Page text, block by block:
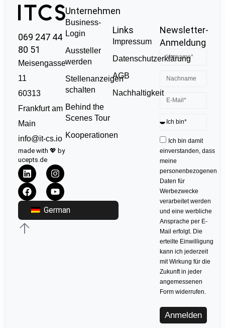
069 247 44
80 51
Meisengasse
11
60313
Frankfurt am
Main
info@it-cs.io
made with 💖 by
ucepts.de
German
Unternehmen
Business-
Login
Aussteller
werden
Stellenanzeigen
schalten
Behind the
Scenes Tour
Kooperationen
Links
Impressum
Datenschutzerklärung
AGB
Nachhaltigkeit
Newsletter-
Anmeldung
Ich bin damit
einverstanden, dass
meine
personenbezogenen
Daten für
Werbezwecke
verarbeitet werden
und eine werbliche
Ansprache per E-
Mail erfolgt. Die
erteilte Einwilligung
kann ich jederzeit
mit Wirkung für die
Zukunft in jeder
angemessenen
Form widerrufen.
Anmelden